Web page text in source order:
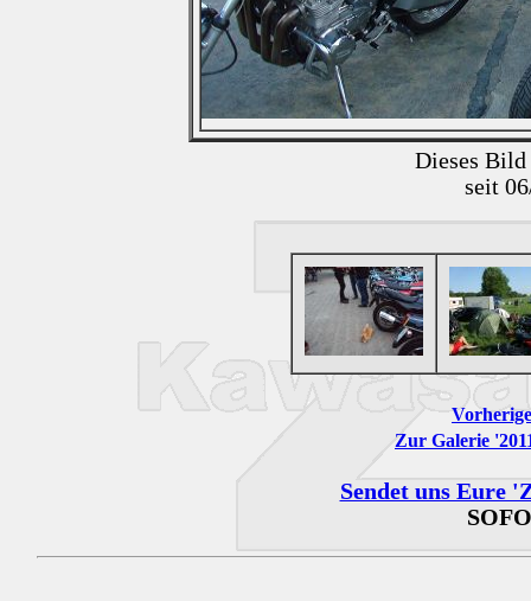
Dieses Bild
seit
Zur Galerie
Sendet uns Eure